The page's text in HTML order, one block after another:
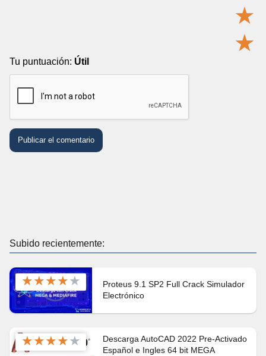
★
★
Tu puntuación: Útil
Subido recientemente:
★★★★★
Proteus 9.1 SP2 Full Crack Simulador
Electrónico
★★★★★
Descarga AutoCAD 2022 Pre-Activado
Español e Ingles 64 bit MEGA